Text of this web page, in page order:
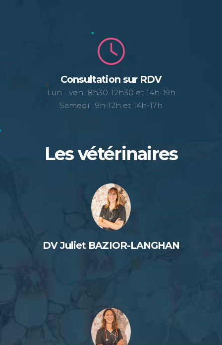
Consultation sur RDV
Lun - ven : 8h30-12h30 et 14h-19h
Samedi : 9h-12h et 14h-17h
Les vétérinaires
DV Juliet BAZIOR-LANGHAN